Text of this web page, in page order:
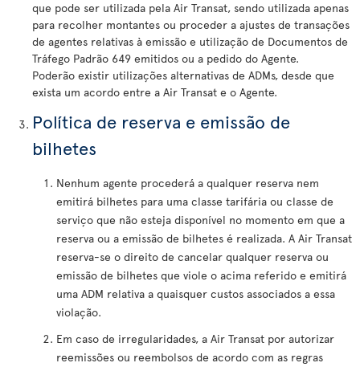
que pode ser utilizada pela Air Transat, sendo utilizada apenas
para recolher montantes ou proceder a ajustes de transações
de agentes relativas à emissão e utilização de Documentos de
Tráfego Padrão 649 emitidos ou a pedido do Agente.
Poderão existir utilizações alternativas de ADMs, desde que
exista um acordo entre a Air Transat e o Agente.
Política de reserva e emissão de
bilhetes
Nenhum agente procederá a qualquer reserva nem
emitirá bilhetes para uma classe tarifária ou classe de
serviço que não esteja disponível no momento em que a
reserva ou a emissão de bilhetes é realizada. A Air Transat
reserva-se o direito de cancelar qualquer reserva ou
emissão de bilhetes que viole o acima referido e emitirá
uma ADM relativa a quaisquer custos associados a essa
violação.
Em caso de irregularidades, a Air Transat por autorizar
reemissões ou reembolsos de acordo com as regras